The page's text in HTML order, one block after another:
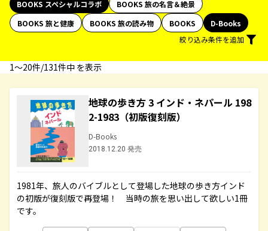
BOOKS スペシャルコラボ
BOOKS 旅の名言＆絶景
BOOKS 旅と健康
BOOKS 旅の読み物 BOOKS
D-Books
絞り込み条件を追加
1〜20件/131件中 を表示
地球の歩き方 3 インド・ネパール 198
2-1983（初版復刻版）
D-Books
2018.12.20 発売
1981年、旅人のバイブルとして登場した地球の歩き方インド
の初版が復刻版で再登場！ 当時の旅を思い出して欲しい1冊
です。